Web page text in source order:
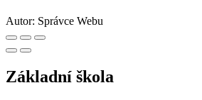
Autor: Správce Webu
Základní škola